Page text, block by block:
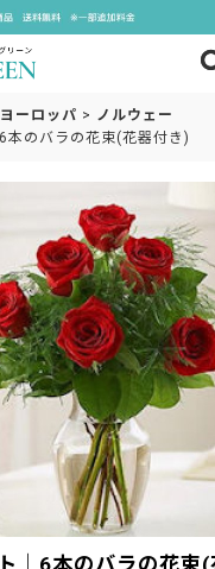
ヨーロッパ > ノルウェー
本のバラの花束(花器付き)